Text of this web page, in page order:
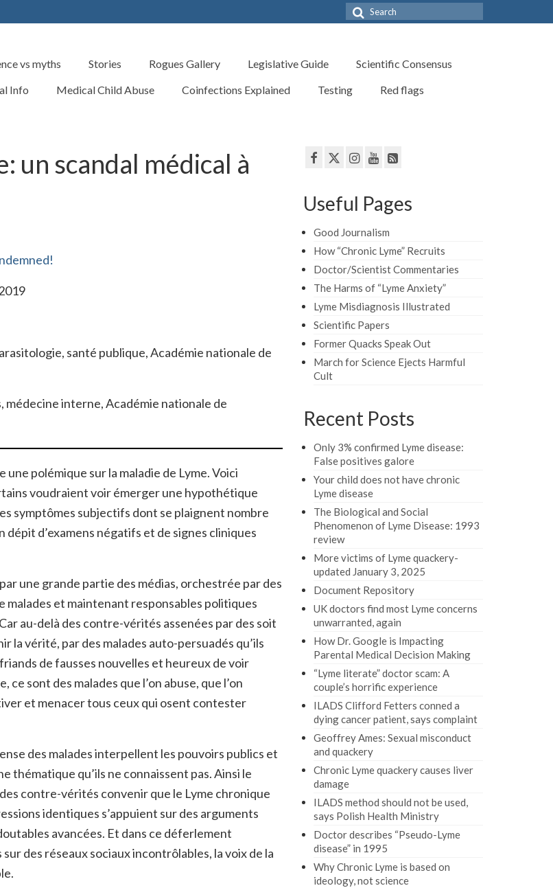
Search
vs myths Stories Rogues Gallery Legislative Guide
Scientific Consensus
Info
Medical Child Abuse Coinfections Explained Testing Red flags
un scandal médical à
santé publique, Académie nationale de
interne, Académie nationale de
polémique sur la maladie de Lyme. Voici
voudraient voir émerger une hypothétique
symptômes subjectifs dont se plaignent nombre
d’examens négatifs et de signes cliniques
une grande partie des médias, orchestrée par des
malades et maintenant responsables politiques
au-delà des contre-vérités assenées par des soit
la vérité, par des malades auto-persuadés qu’ils
de fausses nouvelles et heureux de voir
sont des malades que l’on abuse, que l’on
et menacer tous ceux qui osent contester
des malades interpellent les pouvoirs publics et
thématique qu’ils ne connaissent pas. Ainsi le
contre-vérités convenir que le Lyme chronique
identiques s’appuient sur des arguments
avancées. Et dans ce déferlement
des réseaux sociaux incontrôlables, la voix de la
Useful Pages
Good Journalism
How “Chronic Lyme” Recruits
Doctor/Scientist Commentaries
The Harms of “Lyme Anxiety”
Lyme Misdiagnosis Illustrated
Scientific Papers
Former Quacks Speak Out
March for Science Ejects Harmful
Cult
Recent Posts
Only 3% confirmed Lyme disease:
False positives galore
Your child does not have chronic
Lyme disease
The Biological and Social
Phenomenon of Lyme Disease: 1993
review
More victims of Lyme quackery-
updated January 3, 2025
Document Repository
UK doctors find most Lyme concerns
unwarranted, again
How Dr. Google is Impacting
Parental Medical Decision Making
“Lyme literate” doctor scam: A
couple’s horrific experience
ILADS Clifford Fetters conned a
dying cancer patient, says complaint
Geoffrey Ames: Sexual misconduct
and quackery
Chronic Lyme quackery causes liver
damage
ILADS method should not be used,
says Polish Health Ministry
Doctor describes “Pseudo-Lyme
disease” in 1995
Why Chronic Lyme is based on
ideology, not science